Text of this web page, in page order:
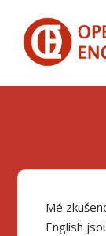
Mé
English